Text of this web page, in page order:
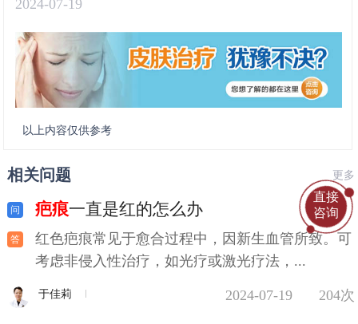
2024-07-19
以上内容仅供参考
相关问题 更多
疤痕一直是红的怎么办
红色疤痕常见于愈合过程中，因新生血管所致。可
考虑非侵入性治疗，如光疗或激光疗法，...
于佳莉 2024-07-19 204次
直接
咨询